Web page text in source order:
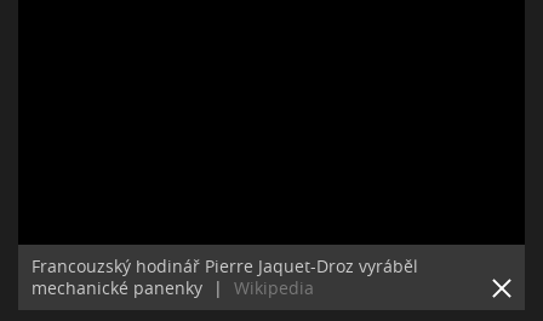
Francouzský hodinář Pierre Jaquet-Droz vyráběl
mechanické panenky
| Wikipedia